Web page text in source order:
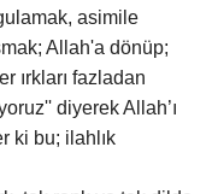
asimile
Allah'a dönüp;
ırkları fazladan
diyerek Allah’ı
ki bu; ilahlık